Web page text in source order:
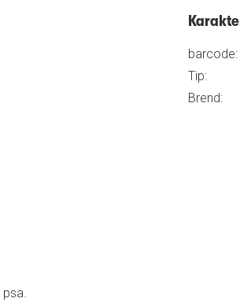
psa.
barcode:
Tip:
Brend: